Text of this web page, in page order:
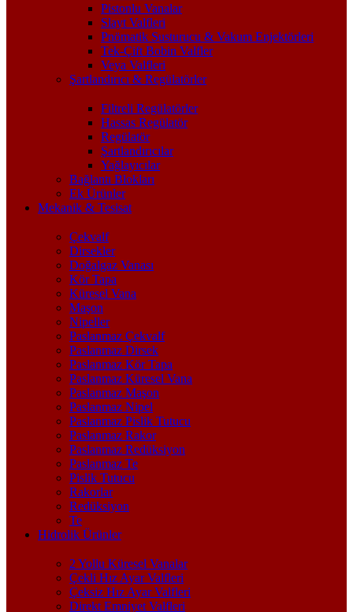
Pistonlu Vanalar
Slayt Valfleri
Pnömatik Susturucu & Vakum Enjektörleri
Tek-Çift Bobin Valfler
Veya Valfleri
Şartlandırıcı & Regülatörler
Filtreli Regülatörler
Hassas Regülatör
Regülatör
Şartlandırıcılar
Yağlayıcılar
Bağlantı Blokları
Ek Ürünler
Mekanik & Tesisat
Çekvalf
Dirsekler
Doğalgaz Vanası
Kör Tapa
Küresel Vana
Maşon
Nipeller
Paslanmaz Çekvalf
Paslanmaz Dirsek
Paslanmaz Kör Tapa
Paslanmaz Küresel Vana
Paslanmaz Maşon
Paslanmaz Nipel
Paslanmaz Pislik Tutucu
Paslanmaz Rakor
Paslanmaz Redüksiyon
Paslanmaz Te
Pislik Tutucu
Rakorlar
Redüksiyon
Te
Hidrolik Ürünler
2 Yollu Küresel Vanalar
Çekli Hız Ayar Valfleri
Çeksiz Hız Ayar Valfleri
Direkt Emniyet Valfleri